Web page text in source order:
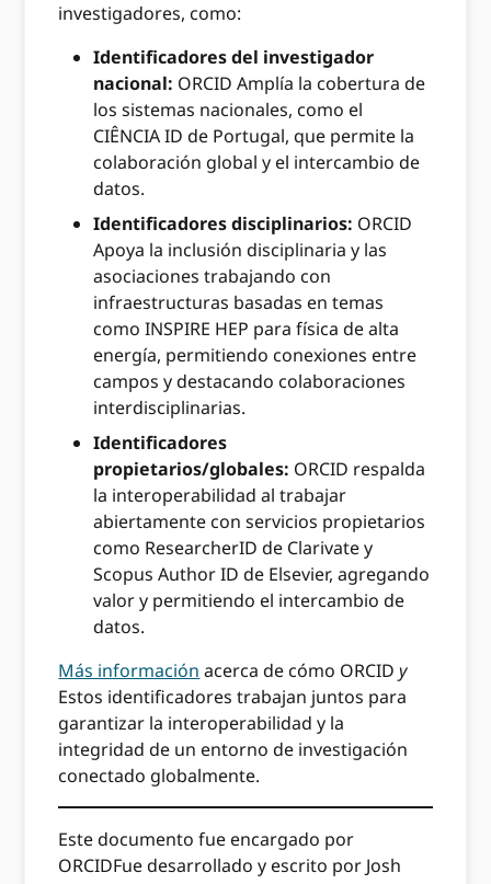
investigadores, como:
Identificadores del investigador
nacional: ORCID Amplía la cobertura de
los sistemas nacionales, como el
CIÊNCIA ID de Portugal, que permite la
colaboración global y el intercambio de
datos.
Identificadores disciplinarios: ORCID
Apoya la inclusión disciplinaria y las
asociaciones trabajando con
infraestructuras basadas en temas
como INSPIRE HEP para física de alta
energía, permitiendo conexiones entre
campos y destacando colaboraciones
interdisciplinarias.
Identificadores
propietarios/globales: ORCID respalda
la interoperabilidad al trabajar
abiertamente con servicios propietarios
como ResearcherID de Clarivate y
Scopus Author ID de Elsevier, agregando
valor y permitiendo el intercambio de
datos.
Más información acerca de cómo ORCIDy
Estos identificadores trabajan juntos para
garantizar la interoperabilidad y la
integridad de un entorno de investigación
conectado globalmente.
Este documento fue encargado por
ORCIDFue desarrollado y escrito por Josh